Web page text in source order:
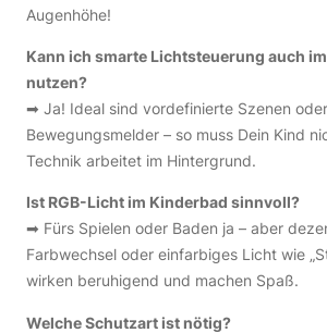
Augenhöhe!
Kann ich smarte Lichtsteuerung auch
nutzen?
➡ Ja! Ideal sind vordefinierte Szenen oder
Bewegungsmelder – so muss Dein Kind
Technik arbeitet im Hintergrund.
Ist RGB-Licht im Kinderbad sinnvoll?
➡ Fürs Spielen oder Baden ja – aber
Farbwechsel oder einfarbiges Licht wie
wirken beruhigend und machen Spaß.
Welche Schutzart ist nötig?